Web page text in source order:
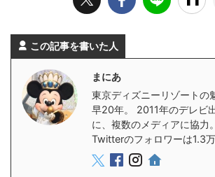
この記事を書いた人
まにあ
東京ディズニーリゾートの
早20年。 2011年のデレビ
に、複数のメディアに協力
Twitterのフォロワーは1.3万